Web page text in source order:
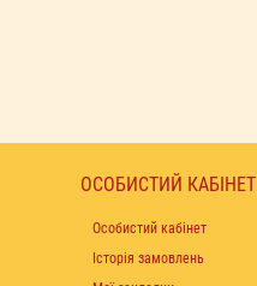
ОСОБИСТИЙ КАБІНЕТ
Особистий кабінет
Історія замовлень